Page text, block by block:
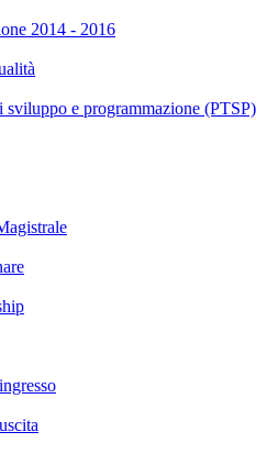
2014 - 2016
sviluppo e programmazione (PTSP)